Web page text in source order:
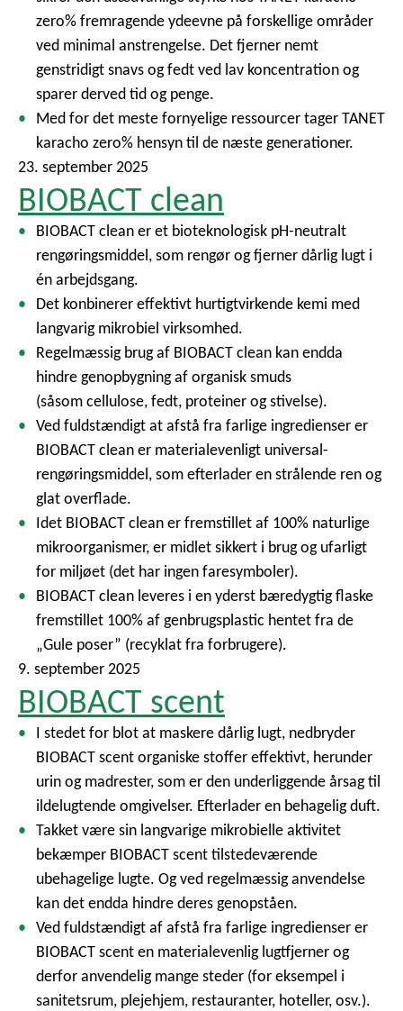
zero% fremragende ydeevne på forskellige områder
ved minimal anstrengelse. Det fjerner nemt
genstridigt snavs og fedt ved lav koncentration og
sparer derved tid og penge.
Med for det meste fornyelige ressourcer tager TANET
karacho zero% hensyn til de næste generationer.
23. september 2025
BIOBACT clean
BIOBACT clean er et bioteknologisk pH-neutralt
rengøringsmiddel, som rengør og fjerner dårlig lugt i
én arbejdsgang.
Det konbinerer effektivt hurtigtvirkende kemi med
langvarig mikrobiel virksomhed.
Regelmæssig brug af BIOBACT clean kan endda
hindre genopbygning af organisk smuds
(såsom cellulose, fedt, proteiner og stivelse).
Ved fuldstændigt at afstå fra farlige ingredienser er
BIOBACT clean er materialevenligt universal-
rengøringsmiddel, som efterlader en strålende ren og
glat overflade.
Idet BIOBACT clean er fremstillet af 100% naturlige
mikroorganismer, er midlet sikkert i brug og ufarligt
for miljøet (det har ingen faresymboler).
BIOBACT clean leveres i en yderst bæredygtig flaske
fremstillet 100% af genbrugsplastic hentet fra de
„Gule poser” (recyklat fra forbrugere).
9. september 2025
BIOBACT scent
I stedet for blot at maskere dårlig lugt, nedbryder
BIOBACT scent organiske stoffer effektivt, herunder
urin og madrester, som er den underliggende årsag til
ildelugtende omgivelser. Efterlader en behagelig duft.
Takket være sin langvarige mikrobielle aktivitet
bekæmper BIOBACT scent tilstedeværende
ubehagelige lugte. Og ved regelmæssig anvendelse
kan det endda hindre deres genopståen.
Ved fuldstændigt af afstå fra farlige ingredienser er
BIOBACT scent en materialevenlig lugtfjerner og
derfor anvendelig mange steder (for eksempel i
sanitetsrum, plejehjem, restauranter, hoteller, osv.).